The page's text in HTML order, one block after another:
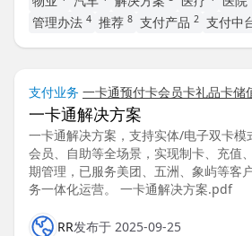
管理办法 4 推荐 8 支付产品 2 支付中
支付业务 一卡通预付卡会员卡礼品卡储
一卡通解决方案
一卡通解决方案，支持实体/电子双卡模
会员、自助等全场景，实现制卡、充值
期管理，已服务美团、五洲、象屿等客
务一体化运营。 一卡通解决方案.pdf
RR发布于 2025-09-25